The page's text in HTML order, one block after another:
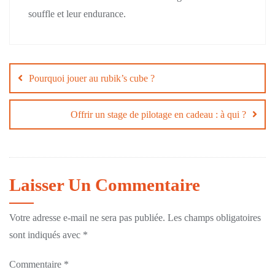
souffle et leur endurance.
de
l’article
Pourquoi jouer au rubik’s cube ?
Offrir un stage de pilotage en cadeau : à qui ?
Laisser Un Commentaire
Votre adresse e-mail ne sera pas publiée. Les champs obligatoires
sont indiqués avec *
Commentaire *